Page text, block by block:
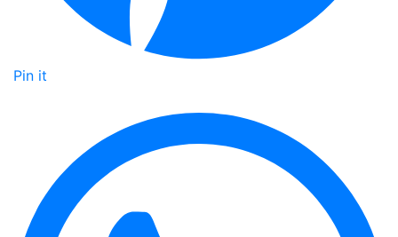
Pin it